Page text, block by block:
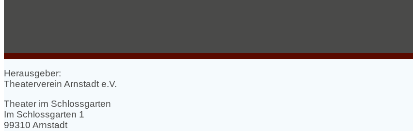
Herausgeber:
Theaterverein Arnstadt e.V.
Theater im Schlossgarten
Im Schlossgarten 1
99310 Arnstadt